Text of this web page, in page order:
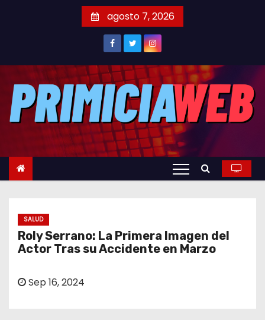
o
agosto 7, 2026
SALUD
Roly Serrano: La Primera Imagen del
Actor Tras su Accidente en Marzo
Sep 16, 2024